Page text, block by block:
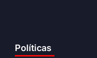
Políticas